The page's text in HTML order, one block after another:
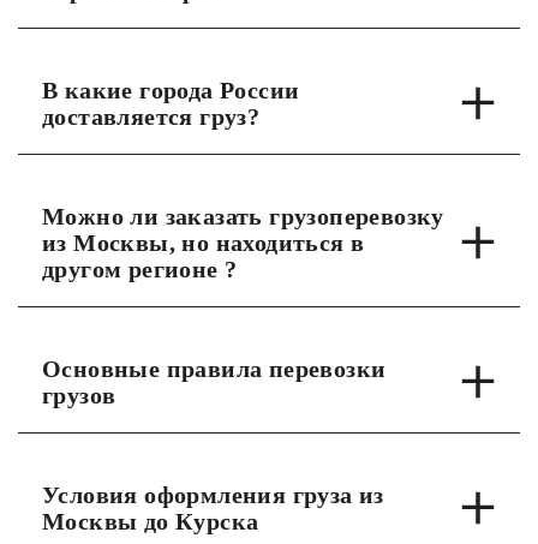
В какие города России
доставляется груз?
Можно ли заказать грузоперевозку
из Москвы, но находиться в
другом регионе ?
Основные правила перевозки
грузов
Условия оформления груза из
Москвы до Курска